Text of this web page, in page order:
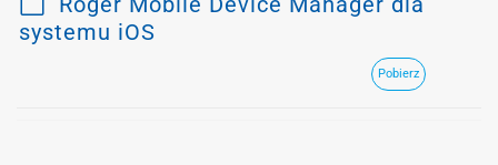
e
systemu iOS
Pobierz